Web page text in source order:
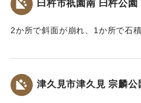
臼杵市祇園南 臼杵公園
2か所で斜面が崩れ、1か所で石積
｜固有コード:01204080
津久見市津久見 宗麟公